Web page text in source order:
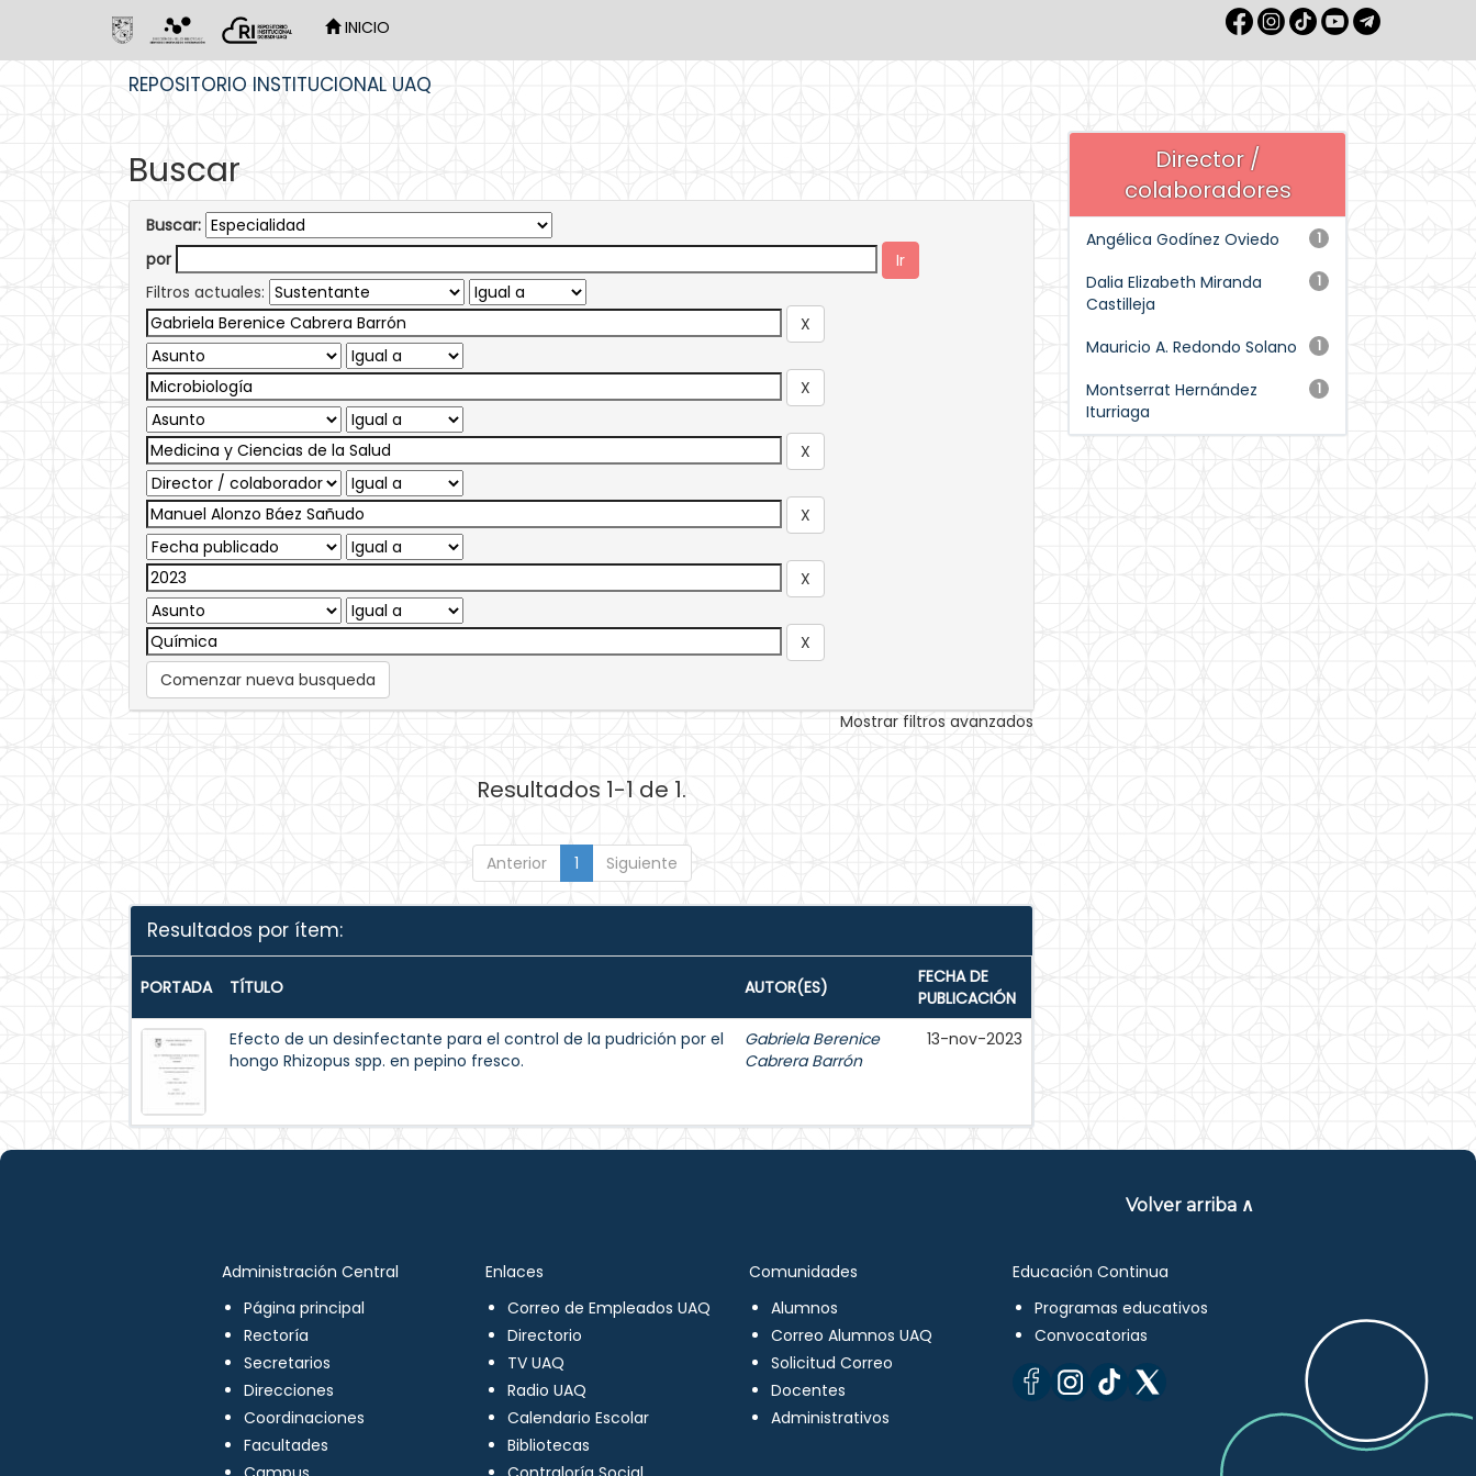
INICIO
REPOSITORIO INSTITUCIONAL UAQ
Buscar
Buscar:
por
Filtros actuales:
Comenzar nueva busqueda
Mostrar filtros avanzados
Resultados 1-1 de 1.
Anterior 1 Siguiente
Resultados por ítem:
PORTADA TÍTULO AUTOR(ES)
FECHA DE
PUBLICACIÓN
Efecto de un desinfectante para el control de la pudrición por el
hongo Rhizopus spp. en pepino fresco.
Gabriela Berenice
Cabrera Barrón
13-nov-2023
Director /
colaboradores
1
Angélica Godínez Oviedo
1
Dalia Elizabeth Miranda
Castilleja
1
Mauricio A. Redondo Solano
1
Montserrat Hernández
Iturriaga
Volver arriba ∧
Administración Central
Página principal
Rectoría
Secretarios
Direcciones
Coordinaciones
Facultades
Enlaces
Correo de Empleados UAQ
Directorio
TV UAQ
Radio UAQ
Calendario Escolar
Bibliotecas
Comunidades
Alumnos
Correo Alumnos UAQ
Solicitud Correo
Docentes
Administrativos
Educación Continua
Programas educativos
Convocatorias